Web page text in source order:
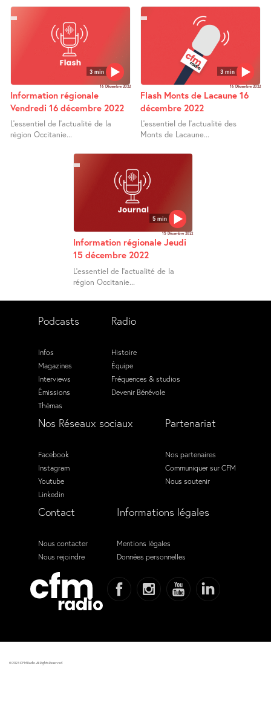
3 min
16 Décembre 2022
Information régionale
Vendredi 16 décembre 2022
L’essentiel de l’actualité de la
région Occitanie...
3 min
16 Décembre 2022
Flash Monts de Lacaune 16
décembre 2022
L’essentiel de l’actualité des
Monts de Lacaune...
5 min
15 Décembre 2022
Information régionale Jeudi
15 décembre 2022
L’essentiel de l’actualité de la
région Occitanie...
Podcasts
Infos
Magazines
Interviews
Émissions
Thémas
Radio
Histoire
Équipe
Fréquences & studios
Devenir Bénévole
Nos Réseaux sociaux
Facebook
Instagram
Youtube
Linkedin
Partenariat
Nos partenaires
Communiquer sur CFM
Nous soutenir
Contact
Nous contacter
Nous rejoindre
Informations légales
Mentions légales
Données personnelles
© 2023 CFM Radio. All Rights Reserved.